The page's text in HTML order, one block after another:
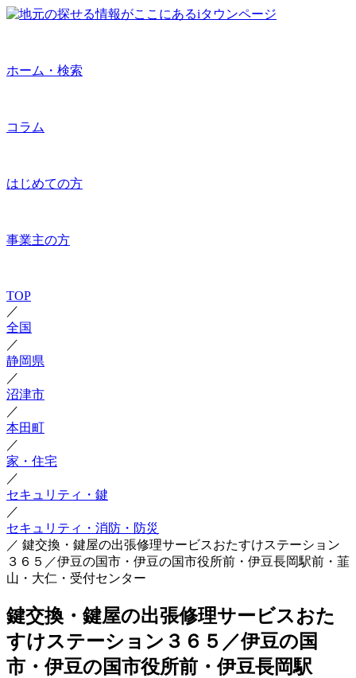
ホーム・検索
コラム
はじめての方
事業主の方
TOP
／
全国
／
静岡県
／
沼津市
／
本田町
／
家・住宅
／
セキュリティ・鍵
／
セキュリティ・消防・防災
／ 鍵交換・鍵屋の出張修理サービスおたすけステーション
３６５／伊豆の国市・伊豆の国市役所前・伊豆長岡駅前・韮
山・大仁・受付センター
鍵交換・鍵屋の出張修理サービスおた
すけステーション３６５／伊豆の国
市・伊豆の国市役所前・伊豆長岡駅